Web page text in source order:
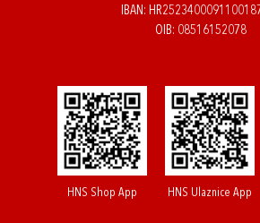
IBAN:
OIB: 08516152078
HNS Shop App HNS Ulaznice App